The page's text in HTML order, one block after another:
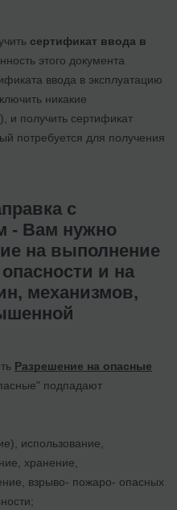
сертификат ввода в
этого документа
ввода в эксплуатацию
никакие
и получить сертификат
потребуется для получения
с
- Вам нужно
на выполнение
и на
механизмов,
Разрешение на опасные
подпадают
использование,
хранение,
взрыво- пожаро- опасных